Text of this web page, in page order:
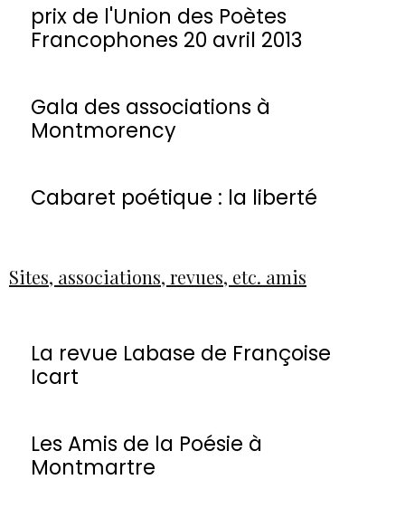
prix de l'Union des Poètes
Francophones 20 avril 2013
Gala des associations à
Montmorency
Cabaret poétique : la liberté
Sites, associations, revues, etc. amis
La revue Labase de Françoise
Icart
Les Amis de la Poésie à
Montmartre